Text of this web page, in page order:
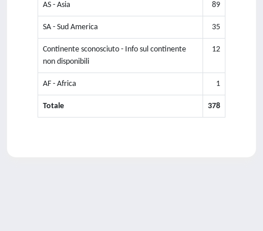
AS - Asia 89
SA - Sud America 35
Continente sconosciuto - Info sul continente
non disponibili
12
AF - Africa 1
Totale 378